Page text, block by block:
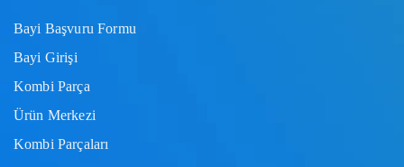
Bayi Başvuru Formu
Bayi Girişi
Kombi Parça
Ürün Merkezi
Kombi Parçaları